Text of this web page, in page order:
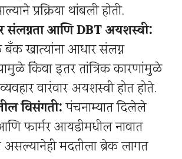
प्रक्रिया थांबली होती.
संलग्नता आणि DBT अयशस्वी:
खात्यांना आधार संलग्न
किंवा इतर तांत्रिक कारणांमुळे
वारंवार अयशस्वी होत होते.
विसंगती:पंचनाम्यात दिलेले
फार्मर आयडीमधील नावात
मदतीला ब्रेक लागत